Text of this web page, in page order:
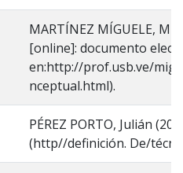
MARTÍNEZ MÍGUELE,
[online]: documento
en:http://prof.usb.ve/
nceptual.html).
PÉREZ PORTO, Julián
(http//definición. De/